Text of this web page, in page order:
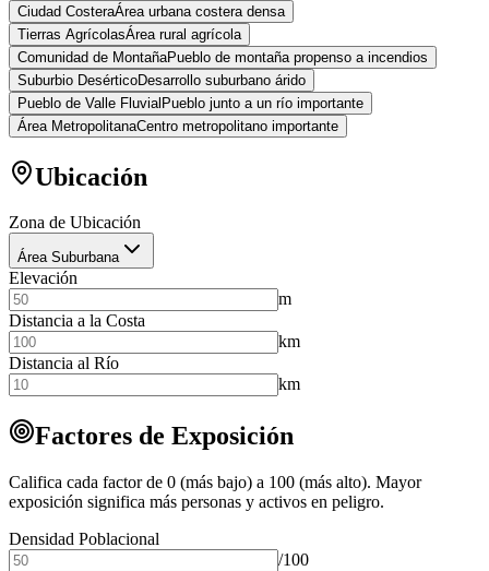
Ciudad CosteraÁrea urbana costera densa
Tierras AgrícolasÁrea rural agrícola
Comunidad de MontañaPueblo de montaña propenso a incendios
Suburbio DesérticoDesarrollo suburbano árido
Pueblo de Valle FluvialPueblo junto a un río importante
Área MetropolitanaCentro metropolitano importante
Ubicación
Zona de Ubicación
Área Suburbana
Elevación
m
Distancia a la Costa
km
Distancia al Río
km
Factores de Exposición
Califica cada factor de 0 (más bajo) a 100 (más alto). Mayor
exposición significa más personas y activos en peligro.
Densidad Poblacional
/100